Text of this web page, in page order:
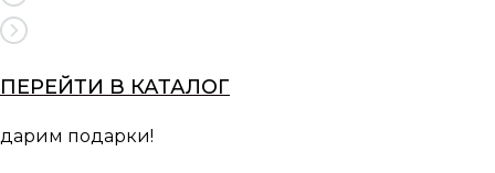
ПЕРЕЙТИ В КАТАЛОГ
дарим подарки!